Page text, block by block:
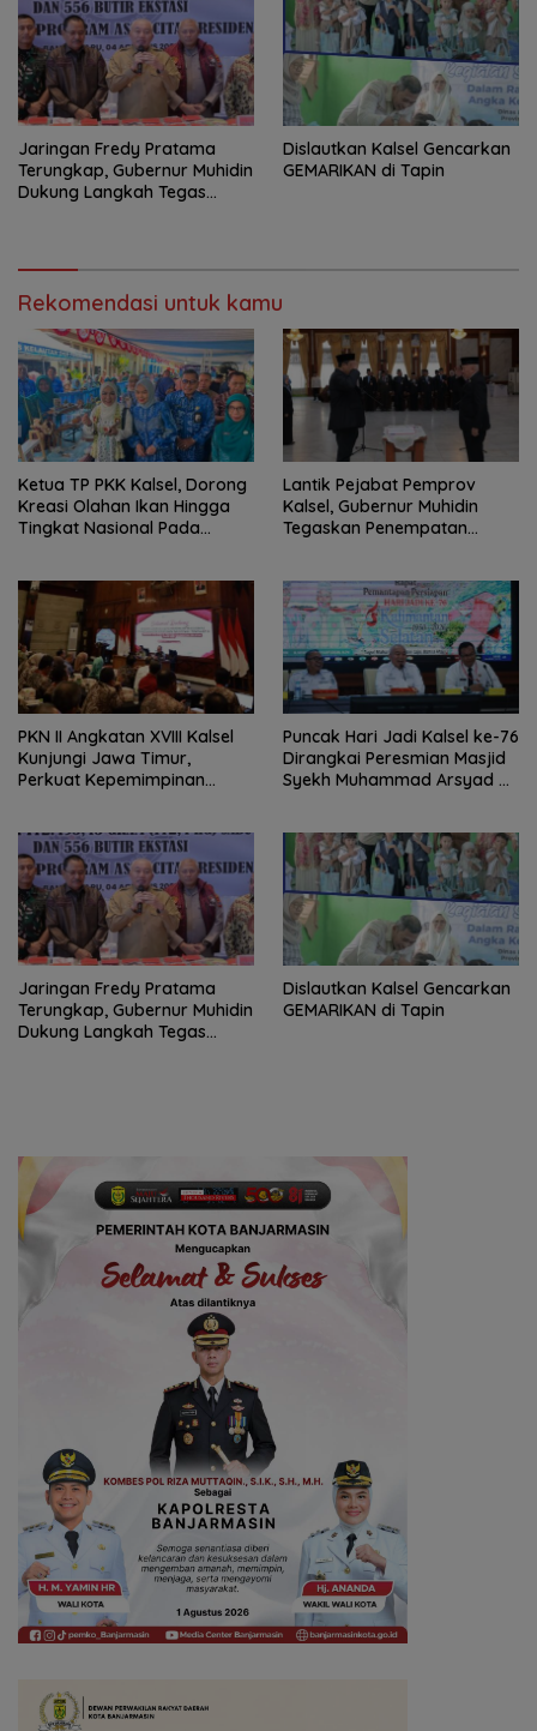
Jaringan Fredy Pratama
Terungkap, Gubernur Muhidin
Dukung Langkah Tegas
Dislautkan Kalsel Gencarkan
GEMARIKAN di Tapin
Rekomendasi untuk kamu
Ketua TP PKK Kalsel, Dorong
Kreasi Olahan Ikan Hingga
Tingkat Nasional Pada
Lantik Pejabat Pemprov
Kalsel, Gubernur Muhidin
Tegaskan Penempatan
PKN II Angkatan XVIII Kalsel
Kunjungi Jawa Timur,
Perkuat Kepemimpinan
Puncak Hari Jadi Kalsel ke-76
Dirangkai Peresmian Masjid
Syekh Muhammad Arsyad Al
Jaringan Fredy Pratama
Terungkap, Gubernur Muhidin
Dukung Langkah Tegas
Dislautkan Kalsel Gencarkan
GEMARIKAN di Tapin